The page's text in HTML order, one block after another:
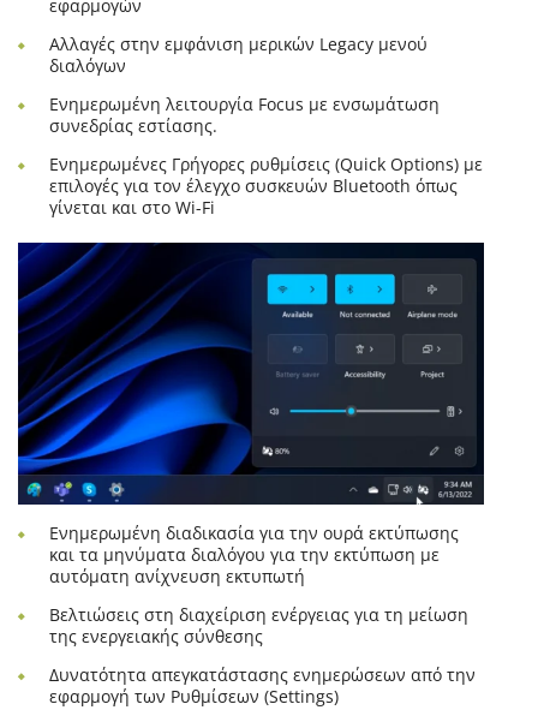
εφαρμογών
Αλλαγές στην εμφάνιση μερικών Legacy μενού
διαλόγων
Ενημερωμένη λειτουργία Focus με ενσωμάτωση
συνεδρίας εστίασης.
Ενημερωμένες Γρήγορες ρυθμίσεις (Quick Options) με
επιλογές για τον έλεγχο συσκευών Bluetooth όπως
γίνεται και στο Wi-Fi
Ενημερωμένη διαδικασία για την ουρά εκτύπωσης
και τα μηνύματα διαλόγου για την εκτύπωση με
αυτόματη ανίχνευση εκτυπωτή
Βελτιώσεις στη διαχείριση ενέργειας για τη μείωση
της ενεργειακής σύνθεσης
Δυνατότητα απεγκατάστασης ενημερώσεων από την
εφαρμογή των Ρυθμίσεων (Settings)